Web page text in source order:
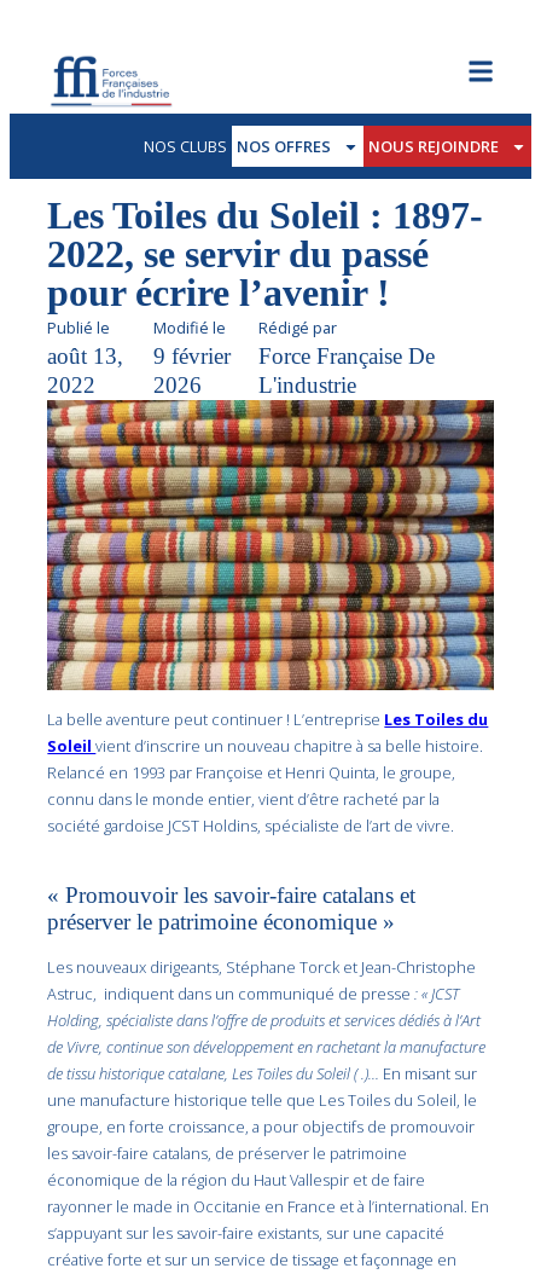
NOS CLUBS NOS OFFRES NOUS REJOINDRE
Les Toiles du Soleil : 1897-
2022, se servir du passé
pour écrire l’avenir !
Publié le
août 13,
2022
Modifié le
9 février
2026
Rédigé par
Force Française De
L'industrie
La belle aventure peut continuer ! L’entreprise Les Toiles du
Soleilvient d’inscrire un nouveau chapitre à sa belle histoire.
Relancé en 1993 par Françoise et Henri Quinta, le groupe,
connu dans le monde entier, vient d’être racheté par la
société gardoise JCST Holdins, spécialiste de l’art de vivre.
« Promouvoir les savoir-faire catalans et
préserver le patrimoine économique »
Les nouveaux dirigeants, Stéphane Torck et Jean-Christophe
Astruc, indiquent dans un communiqué de presse : « JCST
Holding, spécialiste dans l’offre de produits et services dédiés à l’Art
de Vivre, continue son développement en rachetant la manufacture
de tissu historique catalane, Les Toiles du Soleil ( .)… En misant sur
une manufacture historique telle que Les Toiles du Soleil, le
groupe, en forte croissance, a pour objectifs de promouvoir
les savoir-faire catalans, de préserver le patrimoine
économique de la région du Haut Vallespir et de faire
rayonner le made in Occitanie en France et à l’international. En
s’appuyant sur les savoir-faire existants, sur une capacité
créative forte et sur un service de tissage et façonnage en